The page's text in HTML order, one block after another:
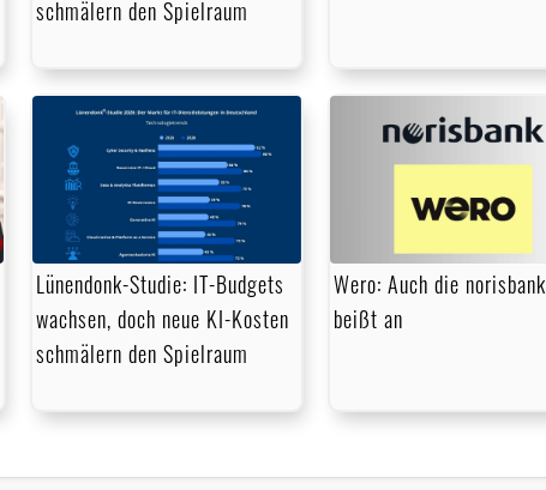
schmälern den Spielraum
Lünendonk-Studie: IT-Budgets
wachsen, doch neue KI-Kosten
schmälern den Spielraum
Wero: Auch die norisbank
beißt an